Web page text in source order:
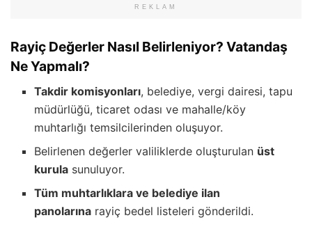
REKLAM
Rayiç Değerler Nasıl Belirleniyor? Vatandaş
Ne Yapmalı?
Takdir komisyonları, belediye, vergi dairesi, tapu
müdürlüğü, ticaret odası ve mahalle/köy
muhtarlığı temsilcilerinden oluşuyor.
Belirlenen değerler valiliklerde oluşturulan üst
kurula sunuluyor.
Tüm muhtarlıklara ve belediye ilan
panolarına rayiç bedel listeleri gönderildi.